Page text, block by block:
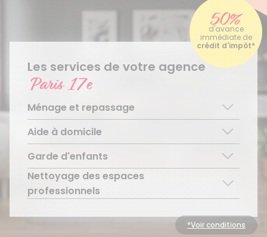
50%
d'avance
immédiate de
crédit d'impôt*
Les services de votre agence
Paris 17e
Ménage et repassage
Ménage régulier
Ménage ponctuel
Repassage à domicile
Découvrir le service
Aide à domicile
Aide aux personnes âgées
Téléassistance pour personnes âgées
Accompagnement du handicap
Garde d'enfants
Garde d’enfants de plus de 3 ans
Nettoyage des espaces
professionnels
*Voir conditions